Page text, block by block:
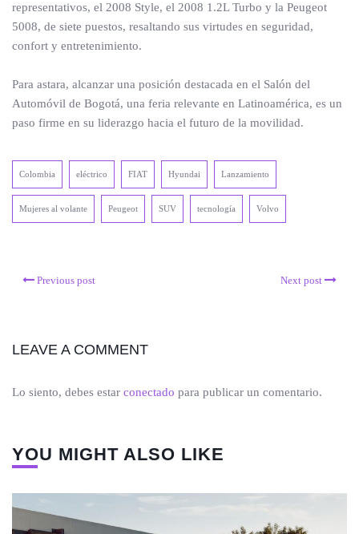
representativos, el 2008 Style, el 2008 1.2L Turbo y la Peugeot
5008, de siete puestos, resaltando sus virtudes en seguridad,
confort y entretenimiento.
Para astara, alcanzar una posición destacada en el Salón del
Automóvil de Bogotá, una feria relevante en Latinoamérica, es un
paso firme en su liderazgo hacia el futuro de la movilidad.
Colombia eléctrico FIAT Hyundai Lanzamiento
Mujeres al volante Peugeot SUV tecnología Volvo
Previous post Next post
LEAVE A COMMENT
Lo siento, debes estar conectado para publicar un comentario.
YOU MIGHT ALSO LIKE